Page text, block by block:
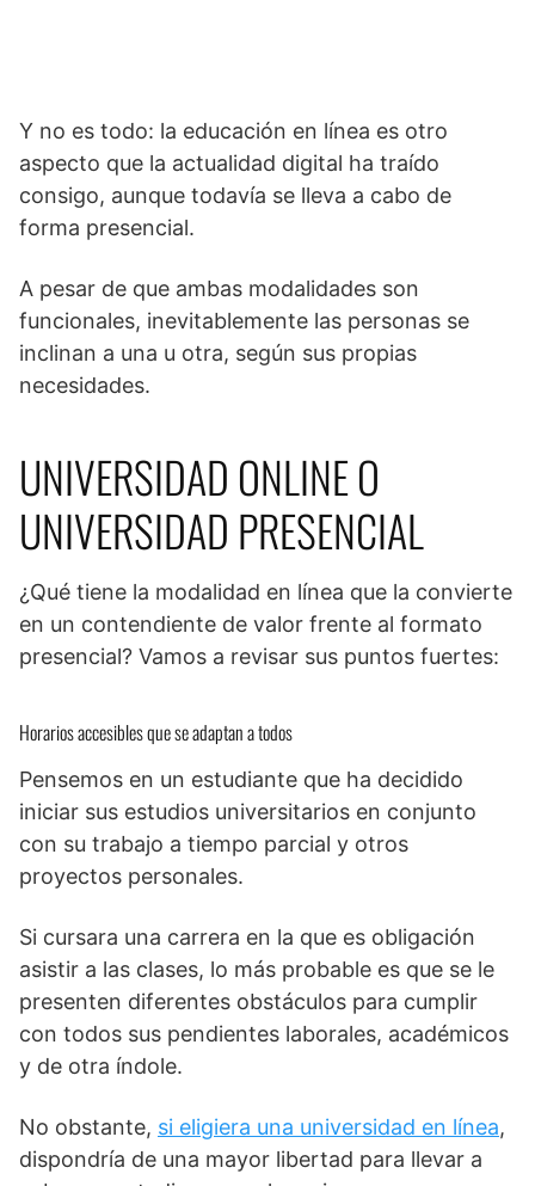
Y no es todo: la educación en línea es otro
aspecto que la actualidad digital ha traído
consigo, aunque todavía se lleva a cabo de
forma presencial.
A pesar de que ambas modalidades son
funcionales, inevitablemente las personas se
inclinan a una u otra, según sus propias
necesidades.
UNIVERSIDAD ONLINE O
UNIVERSIDAD PRESENCIAL
¿Qué tiene la modalidad en línea que la convierte
en un contendiente de valor frente al formato
presencial? Vamos a revisar sus puntos fuertes:
Horarios accesibles que se adaptan a todos
Pensemos en un estudiante que ha decidido
iniciar sus estudios universitarios en conjunto
con su trabajo a tiempo parcial y otros
proyectos personales.
Si cursara una carrera en la que es obligación
asistir a las clases, lo más probable es que se le
presenten diferentes obstáculos para cumplir
con todos sus pendientes laborales, académicos
y de otra índole.
No obstante, si eligiera una universidad en línea,
dispondría de una mayor libertad para llevar a